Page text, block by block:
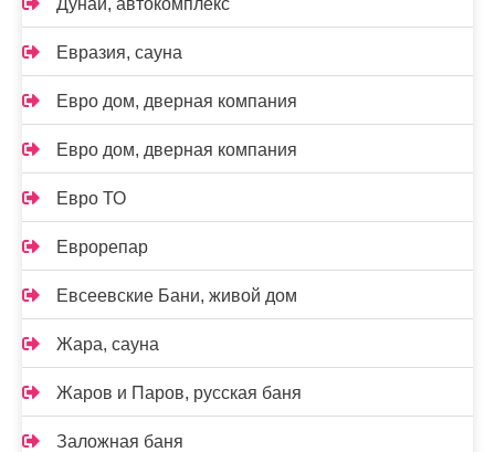
Дунай, автокомплекс
Евразия, сауна
Евро дом, дверная компания
Евро дом, дверная компания
Евро ТО
Еврорепар
Евсеевские Бани, живой дом
Жара, сауна
Жаров и Паров, русская баня
Заложная баня